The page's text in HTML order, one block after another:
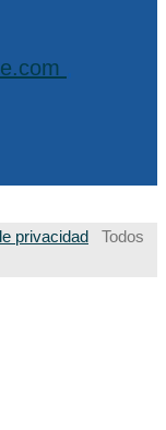
privacidad Todos